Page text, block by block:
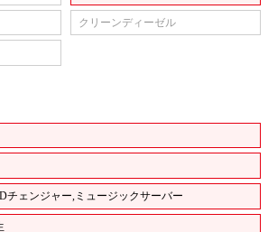
クリーンディーゼル
チェンジャー,ミュージックサーバー